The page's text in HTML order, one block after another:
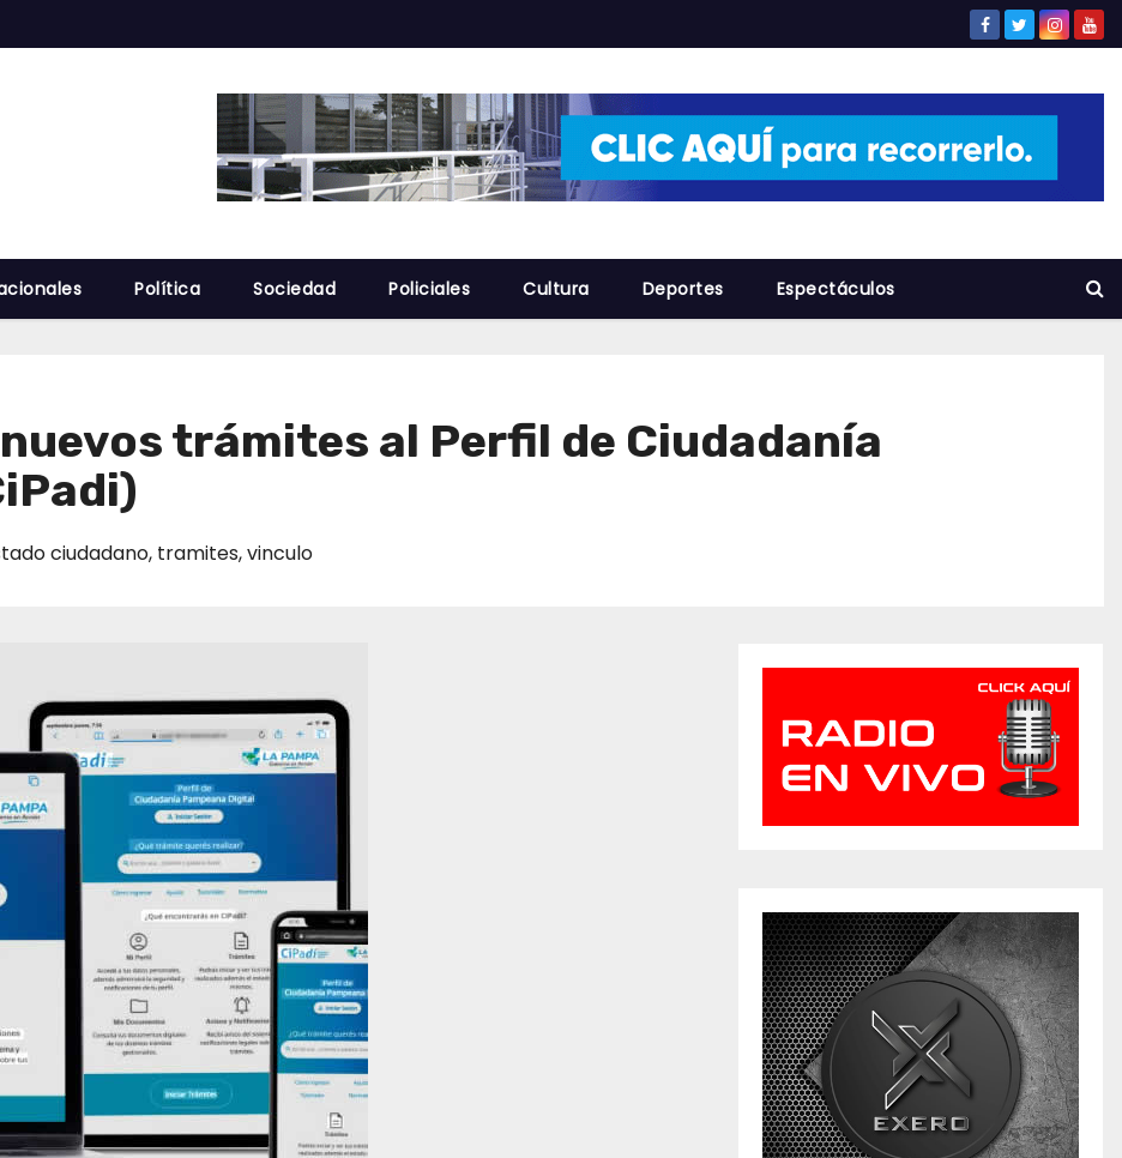
Política Sociedad Policiales Cultura Deportes Espectáculos
trámites al Perfil de Ciudadanía
ciudadano, tramites,vinculo